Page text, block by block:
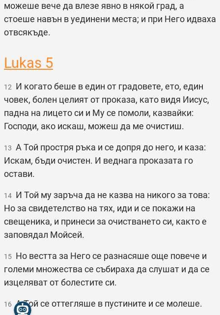
можеше вече да влезе явно в някой град, а
стоеше навън в уединени места; и при Него идваха
отвсякъде.
Lukas 5
12 И когато беше в един от градовете, ето, един
човек, болен целият от проказа, като видя Иисус,
падна на лицето си и Му се помоли, казвайки:
Господи, ако искаш, можеш да ме очистиш.
13 А Той простря ръка и се допря до него, и каза:
Искам, бъди очистен. И веднага проказата го
остави.
14 И Той му заръча да не казва на никого за това:
Но за свидетелство на тях, иди и се покажи на
свещеника, и принеси за очистването си, както е
заповядал Мойсей.
15 Но вестта за Него се разнасяше още повече и
големи множества се събираха да слушат и да се
изцеляват от болестите си.
16 А Той се оттегляше в пустините и се молеше.